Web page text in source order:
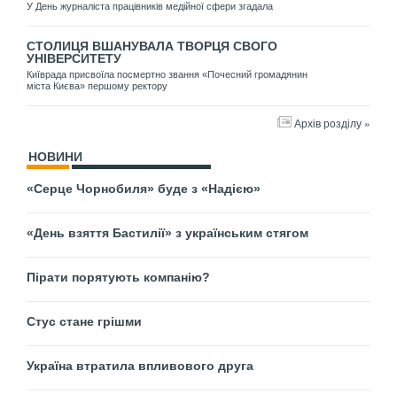
У День журналіста працівників медійної сфери згадала
СТОЛИЦЯ ВШАНУВАЛА ТВОРЦЯ СВОГО
УНІВЕРСИТЕТУ
Київрада присвоїла посмертно звання «Почесний громадянин
міста Києва» першому ректору
Архів розділу »
НОВИНИ
«Серце Чорнобиля» буде з «Надією»
«День взяття Бастилії» з українським стягом
Пірати порятують компанію?
Стус стане грішми
Україна втратила впливового друга